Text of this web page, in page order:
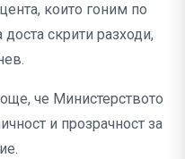
които гоним по
скрити разходи,
че Министерството
и прозрачност за